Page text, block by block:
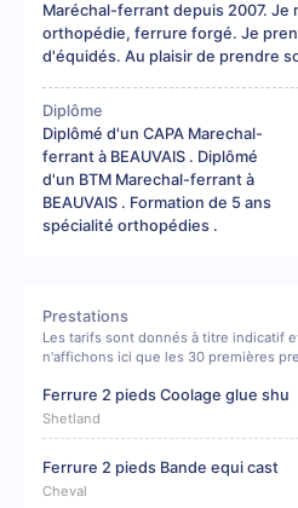
Maréchal-ferrant depuis 2007. Je
orthopédie, ferrure forgé. Je
d'équidés. Au plaisir de prendre
Diplôme
Diplômé d'un CAPA Marechal-
ferrant à BEAUVAIS . Diplômé
d'un BTM Marechal-ferrant à
BEAUVAIS . Formation de 5 ans
spécialité orthopédies .
Prestations
Les tarifs sont donnés à titre indicatif
n'affichons ici que les 30 premières
Ferrure 2 pieds Coolage glue shu
Shetland
Ferrure 2 pieds Bande equi cast
Cheval